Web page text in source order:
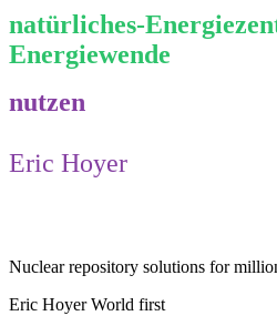
natürliches-
Energiewende
nutzen
Eric Hoyer
Nuclear repository solutions for
Eric Hoyer World first